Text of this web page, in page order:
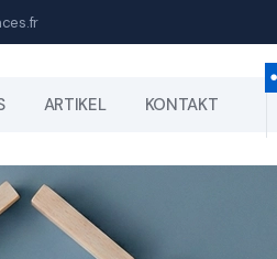
ARTIKEL KONTAKT